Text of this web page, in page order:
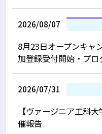
2026/08/07
8月23日オープンキャ
加登録受付開始・プロ
2026/07/31
【ヴァージニア工科
催報告